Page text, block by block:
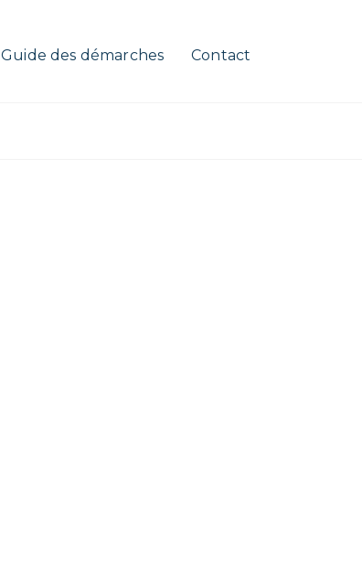
Guide des démarches Contact